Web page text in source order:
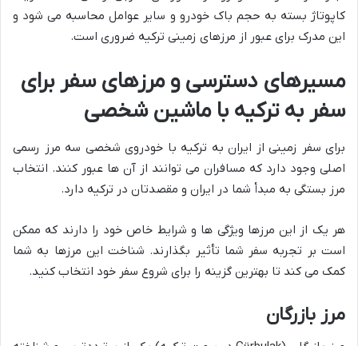
کاپوتاژ بسته به حجم باک خودرو و سایر عوامل محاسبه می شود و
این مدرک برای عبور از مرزهای زمینی ترکیه ضروری است.
مسیرهای دسترسی و مرزهای سفر برای
سفر به ترکیه با ماشین شخصی
برای سفر زمینی از ایران به ترکیه با خودروی شخصی سه مرز رسمی
اصلی وجود دارد که مسافران می توانند از آن ها عبور کنند. انتخاب
مرز بستگی به مبدأ شما در ایران و مقصدتان در ترکیه دارد.
هر یک از این مرزها ویژگی ها و شرایط خاص خود را دارند که ممکن
است بر تجربه سفر شما تأثیر بگذارند. شناخت این مرزها به شما
کمک می کند تا بهترین گزینه را برای شروع سفر خود انتخاب کنید.
مرز بازرگان